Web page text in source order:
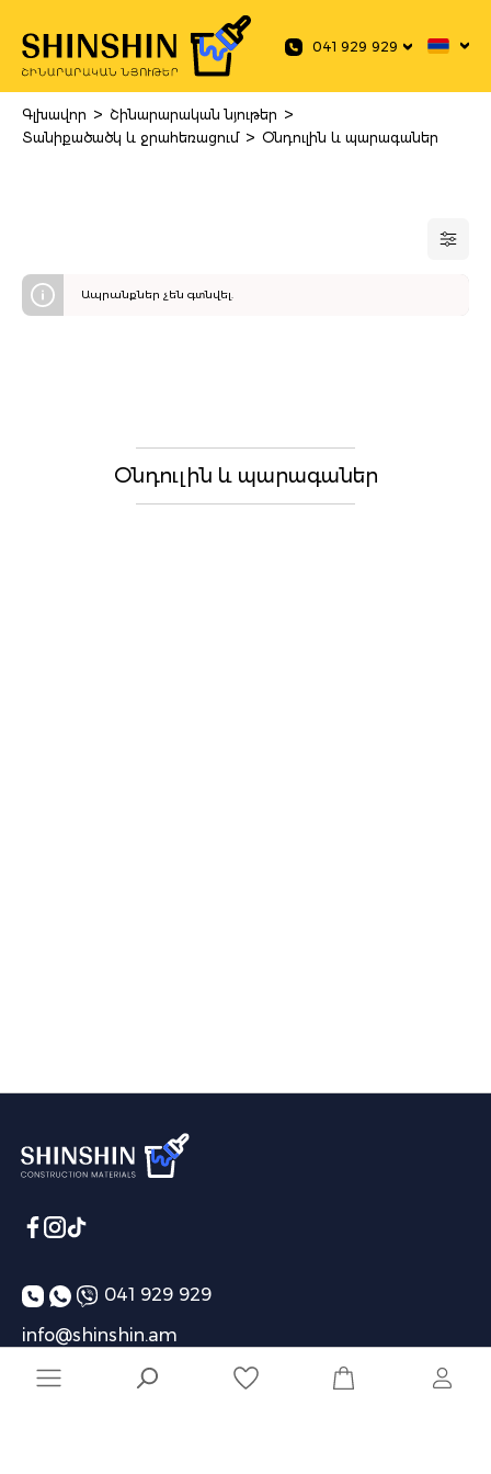
041 929 929
Գլխավոր > Շինարարական նյութեր >
Տանիքածածկ և ջրահեռացում > Օնդուլին և պարագաներ
Ապրանքներ չեն գտնվել.
Օնդուլին և պարագաներ
041 929 929
info@shinshin.am
Առաքման ժամեր՝ 10:00-19:00